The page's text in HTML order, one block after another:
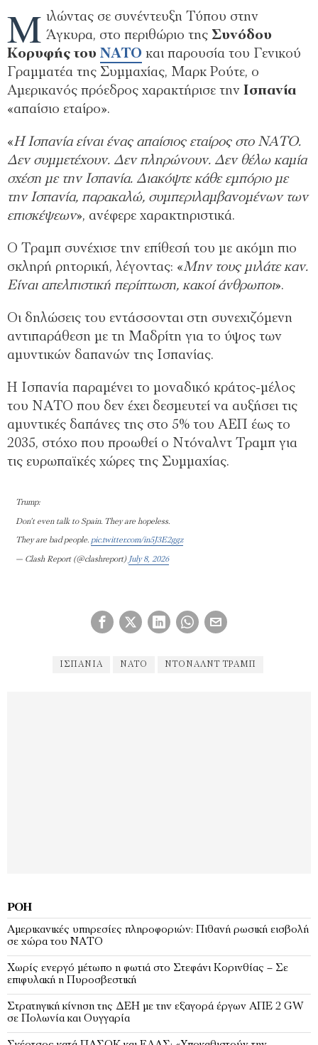
Μ ιλώντας σε συνέντευξη Τύπου στην
Άγκυρα, στο περιθώριο της Συνόδου
Κορυφής του ΝΑΤΟ και παρουσία του Γενικού
Γραμματέα της Συμμαχίας, Μαρκ Ρούτε, ο
Αμερικανός πρόεδρος χαρακτήρισε την Ισπανία
«απαίσιο εταίρο».
«Η Ισπανία είναι ένας απαίσιος εταίρος στο ΝΑΤΟ.
Δεν συμμετέχουν. Δεν πληρώνουν. Δεν θέλω καμία
σχέση με την Ισπανία. Διακόψτε κάθε εμπόριο με
την Ισπανία, παρακαλώ, συμπεριλαμβανομένων των
επισκέψεων», ανέφερε χαρακτηριστικά.
Ο Τραμπ συνέχισε την επίθεσή του με ακόμη πιο
σκληρή ρητορική, λέγοντας: «Μην τους μιλάτε καν.
Είναι απελπιστική περίπτωση, κακοί άνθρωποι».
Οι δηλώσεις του εντάσσονται στη συνεχιζόμενη
αντιπαράθεση με τη Μαδρίτη για το ύψος των
αμυντικών δαπανών της Ισπανίας.
Η Ισπανία παραμένει το μοναδικό κράτος-μέλος
του ΝΑΤΟ που δεν έχει δεσμευτεί να αυξήσει τις
αμυντικές δαπάνες της στο 5% του ΑΕΠ έως το
2035, στόχο που προωθεί ο Ντόναλντ Τραμπ για
τις ευρωπαϊκές χώρες της Συμμαχίας.
Trump:
Don’t even talk to Spain. They are hopeless.
They are bad people. pic.twitter.com/in5J3E2ggz
— Clash Report (@clashreport) July 8, 2026
ΙΣΠΑΝΙΑ ΝΑΤΟ ΝΤΌΝΑΛΝΤ ΤΡΑΜΠ
ΡΟΉ
Αμερικανικές υπηρεσίες πληροφοριών: Πιθανή ρωσική εισβολή
σε χώρα του ΝΑΤΟ
Χωρίς ενεργό μέτωπο η φωτιά στο Στεφάνι Κορινθίας – Σε
επιφυλακή η Πυροσβεστική
Στρατηγική κίνηση της ΔΕΗ με την εξαγορά έργων ΑΠΕ 2 GW
σε Πολωνία και Ουγγαρία